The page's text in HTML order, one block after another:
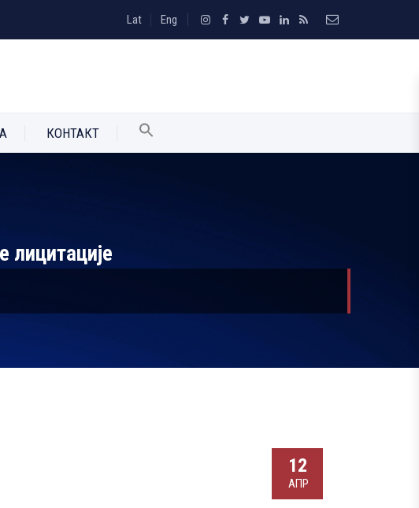
Lat Eng
КОНТАКТ
лицитације
12
АПР